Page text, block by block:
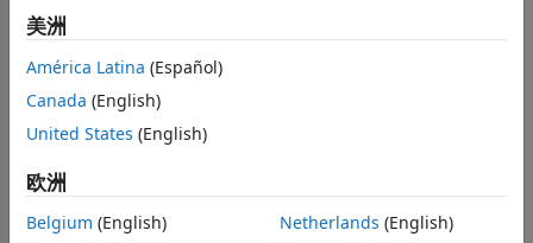
描述
示例
输入参量
算法
参考
版本历史记录
另请参阅
M = median(A,dim)
M = median(A,vecdim)
M = median(___
说明
M = median(
如果 A为向量，则 median(A)返回A的中位数值。
美洲
América Latina (Español)
Canada (English)
United States (English)
欧洲
Belgium (English)
Netherlands (English)